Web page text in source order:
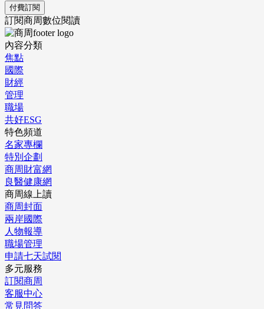
付費訂閱
訂閱商周數位閱讀
內容分類
焦點
國際
財經
管理
職場
共好ESG
特色頻道
名家專欄
特別企劃
商周財富網
良醫健康網
商周線上讀
商周封面
兩岸國際
人物報導
職場管理
申請七天試閱
多元服務
訂閱商周
客服中心
常見問答